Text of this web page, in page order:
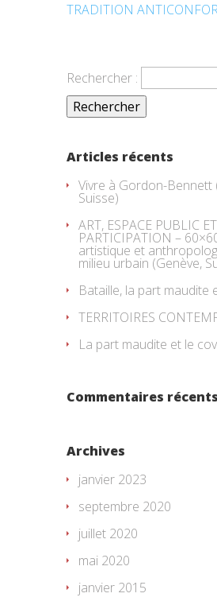
TRADITION
Rechercher :
Articles récents
Vivre à Gordon-Bennett
Suisse)
ART, ESPACE PUBLIC ET
PARTICIPATION –
artistique et
milieu urbain (Genève,
Bataille, la part maudite
TERRITOIRES
La part maudite et le
Commentaires récents
Archives
janvier 2023
septembre 2020
juillet 2020
mai 2020
janvier 2015